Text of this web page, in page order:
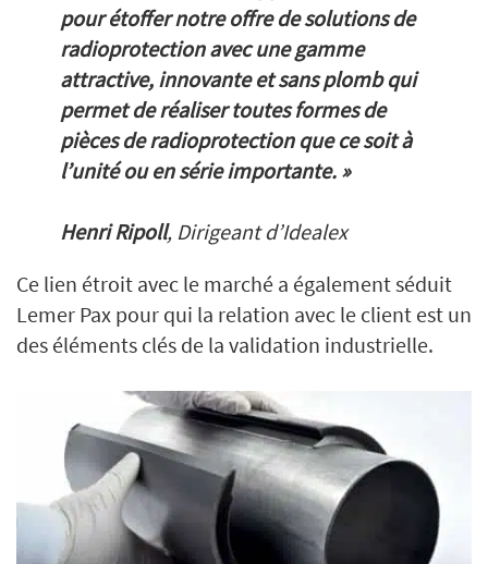
pour étoffer notre offre de solutions de
radioprotection avec une gamme
attractive, innovante et sans plomb qui
permet de réaliser toutes formes de
pièces de radioprotection que ce soit à
l’unité ou en série importante. »
Henri Ripoll, Dirigeant d’Idealex
Ce lien étroit avec le marché a également séduit
Lemer Pax pour qui la relation avec le client est un
des éléments clés de la validation industrielle.